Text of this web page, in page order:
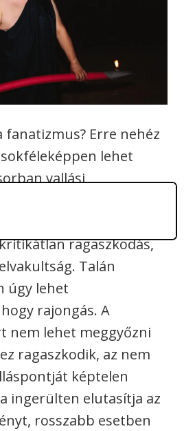
fanatizmus? Erre nehéz
lehet
vallási
közhasználatban
iránti túlzott
ragaszkodás,
Talán
úgy lehet
rajongás. A
nem lehet meggyőzni
ragaszkodik, az nem
képtelen
ingerülten elutasítja az
rosszabb esetben